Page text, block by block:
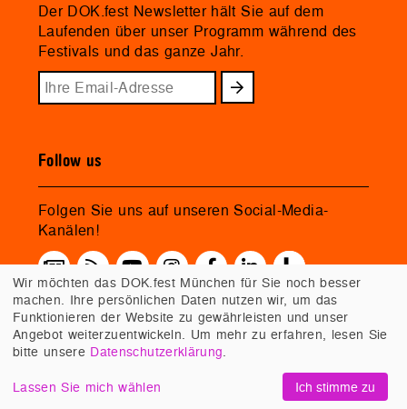
Der DOK.fest Newsletter hält Sie auf dem
Laufenden über unser Programm während des
Festivals und das ganze Jahr.
Follow us
Folgen Sie uns auf unseren Social-Media-
Kanälen!
Wir möchten das DOK.fest München für Sie noch besser
machen. Ihre persönlichen Daten nutzen wir, um das
Funktionieren der Website zu gewährleisten und unser
Angebot weiterzuentwickeln. Um mehr zu erfahren, lesen Sie
bitte unsere Datenschutzerklärung.
Lassen Sie mich wählen Ich stimme zu